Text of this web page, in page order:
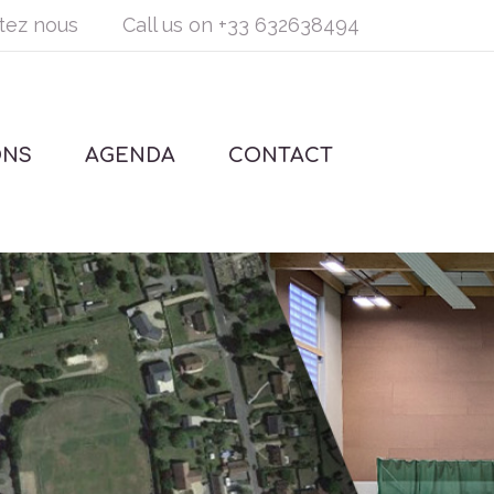
nous Call us on +33 632638494
AGENDA CONTACT